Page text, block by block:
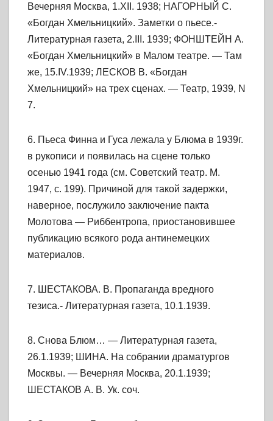
Вечерняя Москва, 1.XII. 1938; НАГОРНЫЙ С.
«Богдан Хмельницкий». Заметки о пьесе.-
Литературная газета, 2.III. 1939; ФОНШТЕЙН А.
«Богдан Хмельницкий» в Малом театре. — Там
же, 15.IV.1939; ЛЕСКОВ В. «Богдан
Хмельницкий» на трех сценах. — Театр, 1939, N
7.
6. Пьеса Финна и Гуса лежала у Блюма в 1939г.
в рукописи и появилась на сцене только
осенью 1941 года (см. Советский театр. М.
1947, с. 199). Причиной для такой задержки,
наверное, послужило заключение пакта
Молотова — Риббентропа, приостановившее
публикацию всякого рода антинемецких
материалов.
7. ШЕСТАКОВА. В. Пропаганда вредного
тезиса.- Литературная газета, 10.1.1939.
8. Снова Блюм… — Литературная газета,
26.1.1939; ШИНА. На собрании драматургов
Москвы. — Вечерняя Москва, 20.1.1939;
ШЕСТАКОВ А. В. Ук. соч.